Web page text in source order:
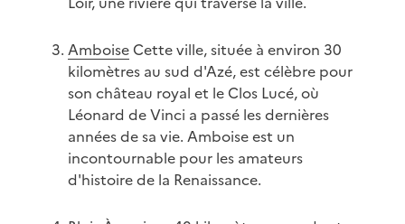
AmboiseCette ville, située à environ 30
kilomètres au sud d'Azé, est célèbre pour
son château royal et le Clos Lucé, où
Léonard de Vinci a passé les dernières
années de sa vie. Amboise est un
incontournable pour les amateurs
d'histoire de la Renaissance.